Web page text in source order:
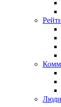
Люди